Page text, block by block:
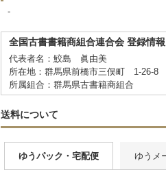
-
全国古書書籍商組合連合会 登録情報
代表者名：鮫島 眞由美
所在地：群馬県前橋市三俣町 1-26-8
所属組合：群馬県古書籍商組合
送料について
ゆうパック・宅配便 ゆうメ